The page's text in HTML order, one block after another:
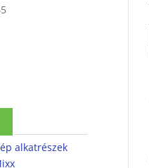
alkatrészek